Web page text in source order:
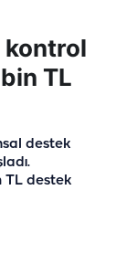
kontrol
TL
destek
TL destek